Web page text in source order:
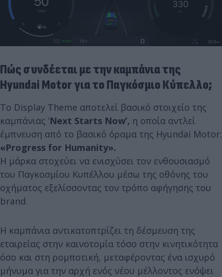
Πώς συνδέεται με την καμπάνια της
Hyundai Motor για το Παγκόσμιο Κύπελλο;
Το Display Theme αποτελεί βασικό στοιχείο της
καμπάνιας ‘Next Starts Now’, η οποία αντλεί
έμπνευση από το βασικό όραμα της Hyundai Motor:
«Progress for Humanity».
Η μάρκα στοχεύει να ενισχύσει τον ενθουσιασμό
του Παγκοσμίου Κυπέλλου μέσω της οθόνης του
οχήματος εξελίσσοντας τον τρόπο αφήγησης του
brand.
Η καμπάνια αντικατοπτρίζει τη δέσμευση της
εταιρείας στην καινοτομία τόσο στην κινητικότητα
όσο και στη ρομποτική, μεταφέροντας ένα ισχυρό
μήνυμα για την αρχή ενός νέου μέλλοντος ενόψει